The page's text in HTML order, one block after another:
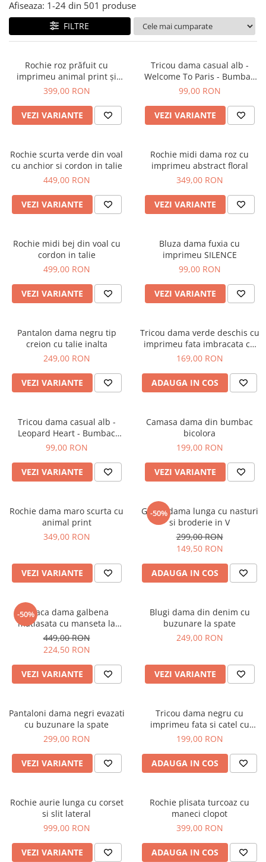
Tricouri si topuri
Rochii de eveniment
Afiseaza: 1-24 din 501 produse
FILTRE
Rochie roz prăfuit cu
imprimeu animal print și
curea
399,00 RON
VEZI VARIANTE
Tricou dama casual alb -
Welcome To Paris - Bumbac
Organic
99,00 RON
VEZI VARIANTE
Rochie scurta verde din voal
cu anchior si cordon in talie
449,00 RON
VEZI VARIANTE
Rochie midi dama roz cu
imprimeu abstract floral
349,00 RON
VEZI VARIANTE
Rochie midi bej din voal cu
cordon in talie
499,00 RON
VEZI VARIANTE
Bluza dama fuxia cu
imprimeu SILENCE
99,00 RON
VEZI VARIANTE
Pantalon dama negru tip
creion cu talie inalta
249,00 RON
VEZI VARIANTE
Tricou dama verde deschis cu
imprimeu fata imbracata cu
alb si inghetata in mana
169,00 RON
ADAUGA IN COS
Tricou dama casual alb -
Leopard Heart - Bumbac
Organic
99,00 RON
VEZI VARIANTE
Camasa dama din bumbac
bicolora
199,00 RON
VEZI VARIANTE
Rochie dama maro scurta cu
animal print
349,00 RON
VEZI VARIANTE
-50%
Geaca dama lunga cu nasturi
si broderie in V
299,00 RON
149,50 RON
ADAUGA IN COS
-50%Geaca dama galbena
matlasata cu manseta la
maneca si elastic in talie
449,00 RON
224,50 RON
VEZI VARIANTE
Blugi dama din denim cu
buzunare la spate
249,00 RON
VEZI VARIANTE
Pantaloni dama negri evazati
cu buzunare la spate
299,00 RON
VEZI VARIANTE
Tricou dama negru cu
imprimeu fata si catel cu
ochelari
199,00 RON
ADAUGA IN COS
Rochie aurie lunga cu corset
si slit lateral
999,00 RON
VEZI VARIANTE
Rochie plisata turcoaz cu
maneci clopot
399,00 RON
ADAUGA IN COS